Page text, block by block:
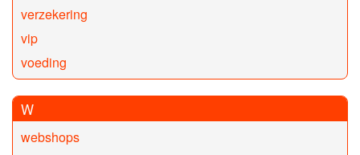
verzekering
vip
voeding
W
webshops